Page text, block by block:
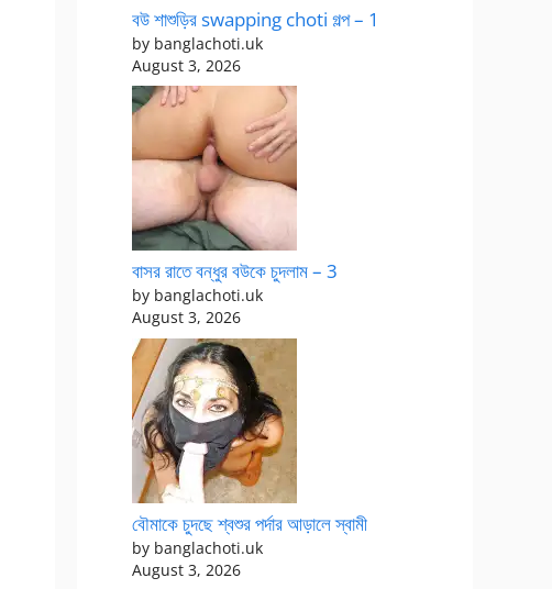
বউ শাশুড়ির swapping choti গল্প – 1
by banglachoti.uk
August 3, 2026
বাসর রাতে বন্ধুর বউকে চুদলাম – 3
by banglachoti.uk
August 3, 2026
বৌমাকে চুদছে শ্বশুর পর্দার আড়ালে স্বামী
by banglachoti.uk
August 3, 2026